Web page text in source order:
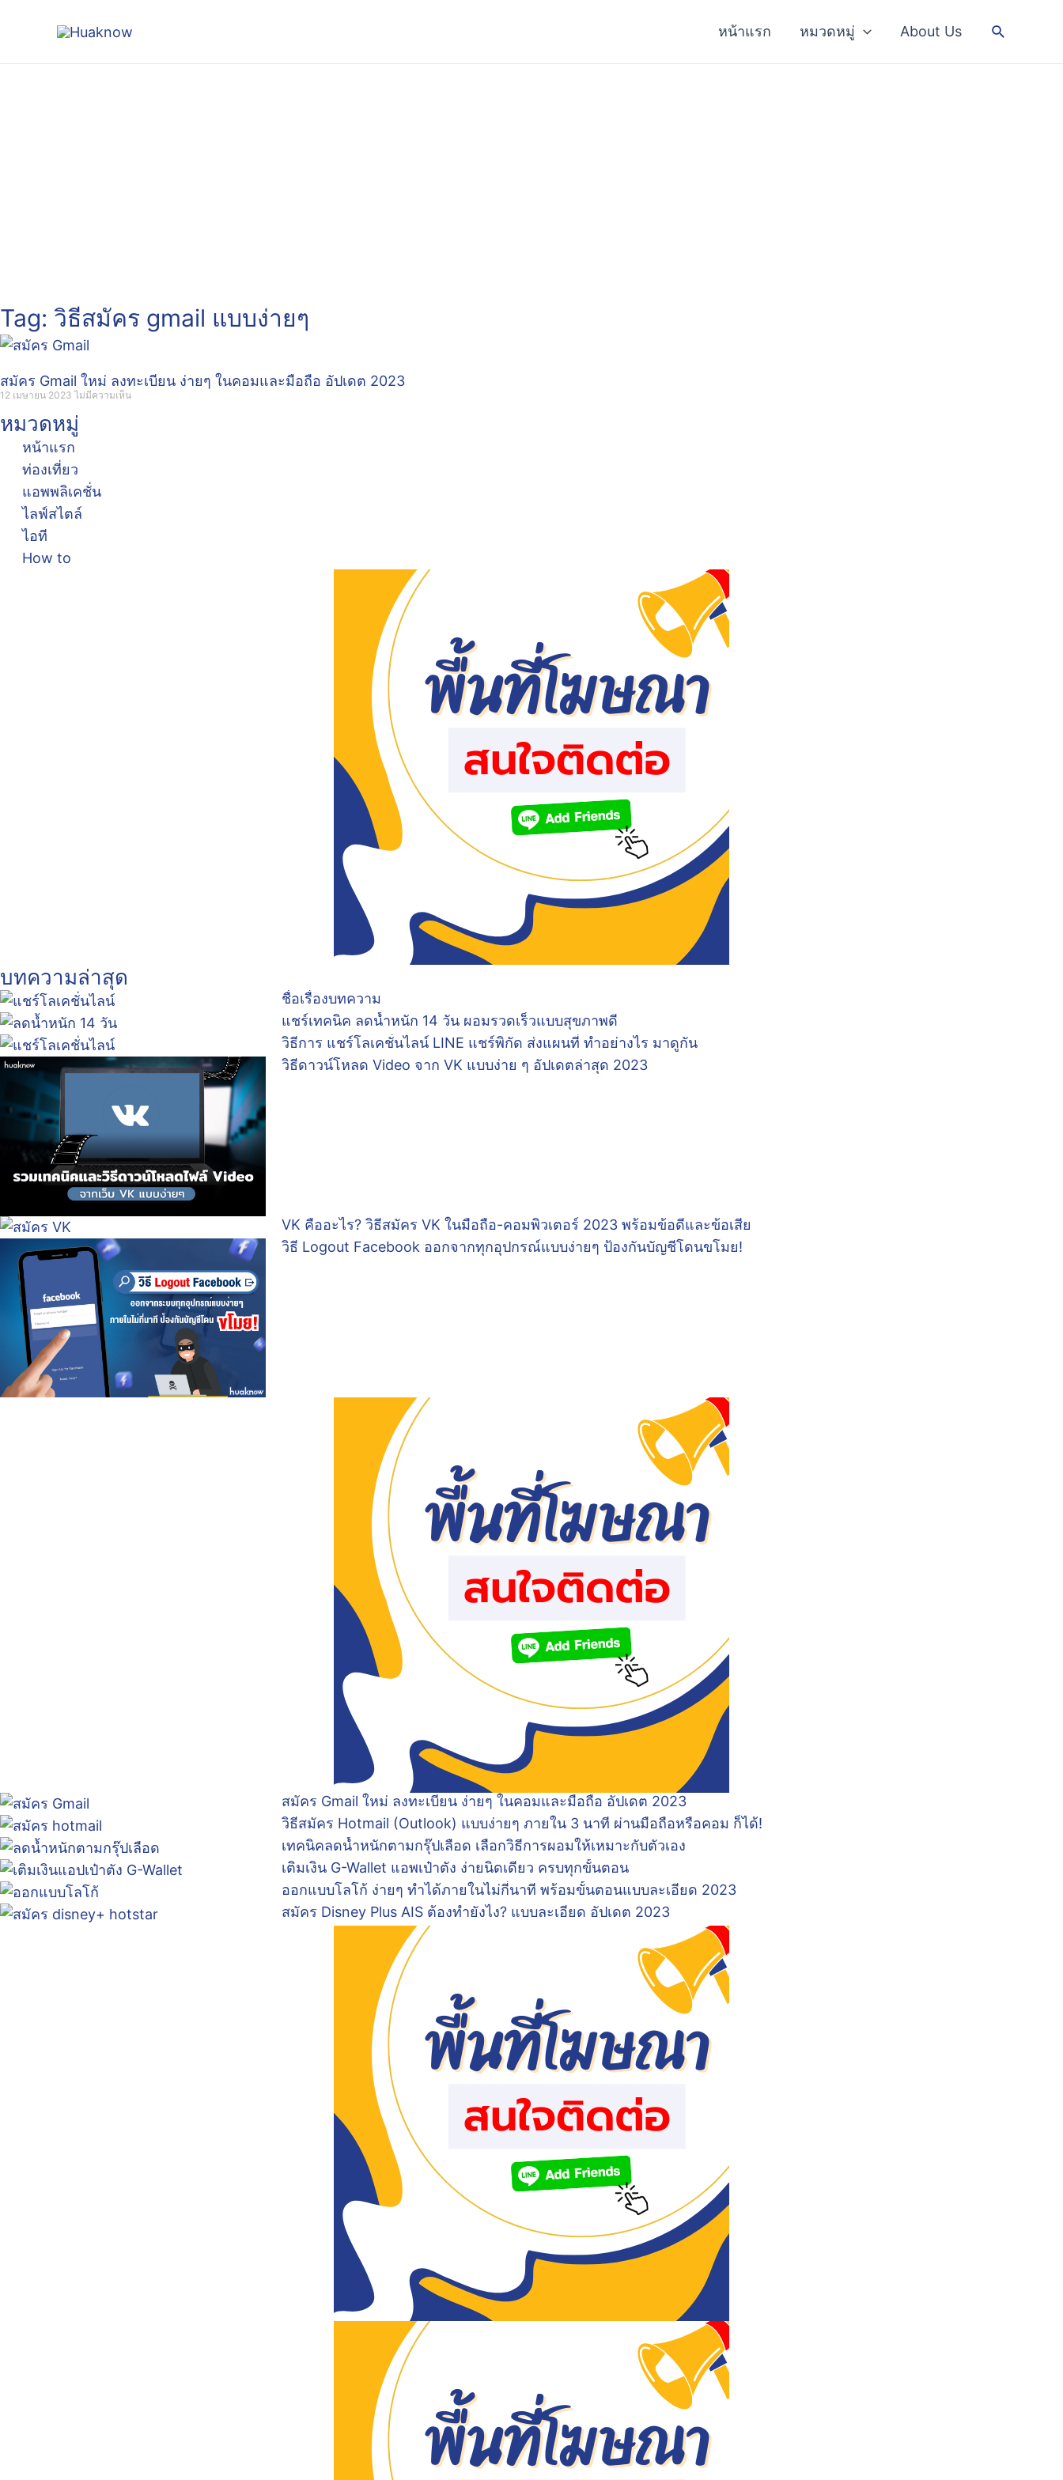
หน้าแรก หมวดหมู่ About Us Search
Tag: วิธีสมัคร gmail แบบง่ายๆ
สมัคร Gmail ใหม่ ลงทะเบียน ง่ายๆ ในคอมและมือถือ อัปเดต 2023
12 เมษายน 2023ไม่มีความเห็น
หมวดหมู่
หน้าแรก
ท่องเที่ยว
แอพพลิเคชั่น
ไลฟ์สไตล์
ไอที
How to
บทความล่าสุด
ชื่อเรื่องบทความ
แชร์เทคนิค ลดน้ำหนัก 14 วัน ผอมรวดเร็วแบบสุขภาพดี
วิธีการ แชร์โลเคชั่นไลน์ LINE แชร์พิกัด ส่งแผนที่ ทำอย่างไร มาดูกัน
วิธีดาวน์โหลด Video จาก VK แบบง่าย ๆ อัปเดตล่าสุด 2023
VK คืออะไร? วิธีสมัคร VK ในมือถือ-คอมพิวเตอร์ 2023 พร้อมข้อดีและข้อเสีย
วิธี Logout Facebook ออกจากทุกอุปกรณ์แบบง่ายๆ ป้องกันบัญชีโดนขโมย!
สมัคร Gmail ใหม่ ลงทะเบียน ง่ายๆ ในคอมและมือถือ อัปเดต 2023
วิธีสมัคร Hotmail (Outlook) แบบง่ายๆ ภายใน 3 นาที ผ่านมือถือหรือคอม ก็ได้!
เทคนิคลดน้ำหนักตามกรุ๊ปเลือด เลือกวิธีการผอมให้เหมาะกับตัวเอง
เติมเงิน G-Wallet แอพเป๋าตัง ง่ายนิดเดียว ครบทุกขั้นตอน
ออกแบบโลโก้ ง่ายๆ ทำได้ภายในไม่กี่นาที พร้อมขั้นตอนแบบละเอียด 2023
สมัคร Disney Plus AIS ต้องทำยังไง? แบบละเอียด อัปเดต 2023